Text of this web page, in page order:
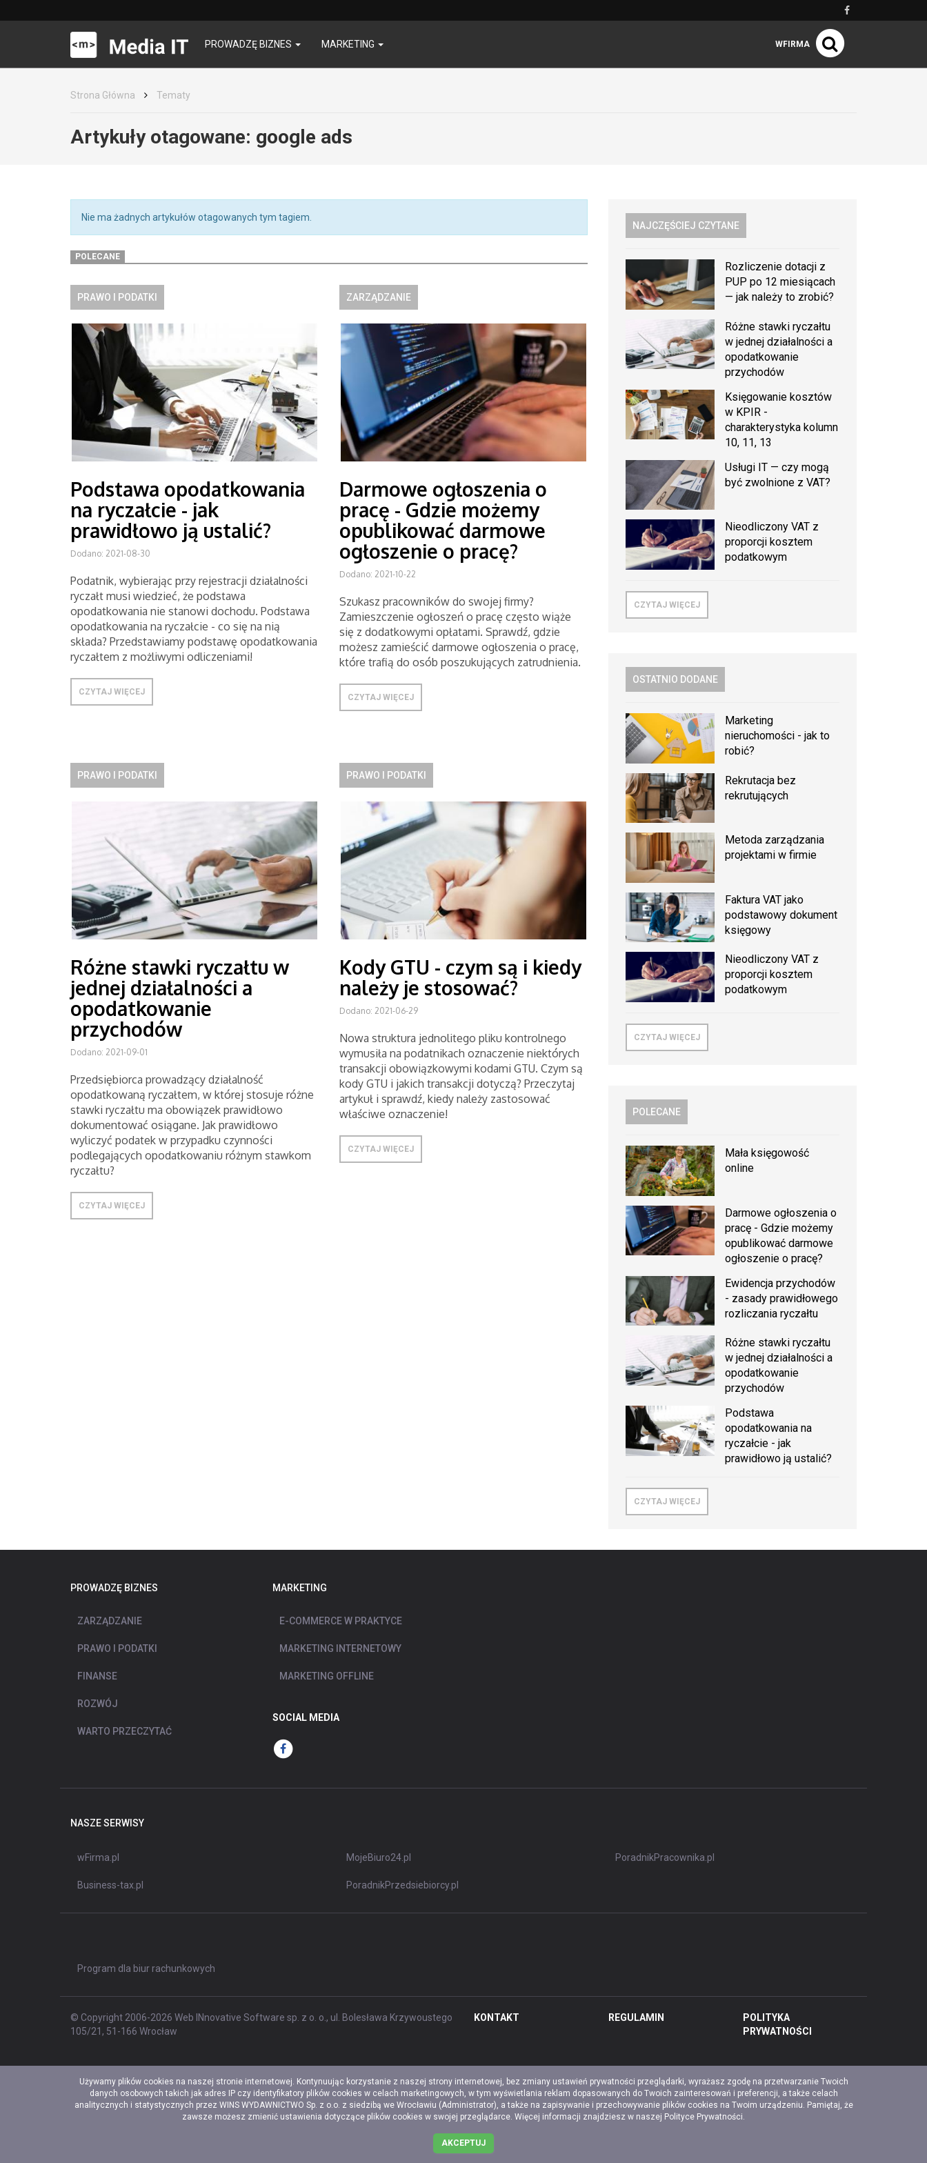
PROWADZĘ BIZNES MARKETING WFIRMA
Strona Główna Tematy
Artykuły otagowane: google ads
Nie ma żadnych artykułów otagowanych tym tagiem.
POLECANE
PRAWO I PODATKI
Podstawa opodatkowania
na ryczałcie - jak
prawidłowo ją ustalić?
Dodano: 2021-08-30
Podatnik, wybierając przy rejestracji działalności
ryczałt musi wiedzieć, że podstawa
opodatkowania nie stanowi dochodu. Podstawa
opodatkowania na ryczałcie - co się na nią
składa? Przedstawiamy podstawę opodatkowania
ryczałtem z możliwymi odliczeniami!
CZYTAJ WIĘCEJ
ZARZĄDZANIE
Darmowe ogłoszenia o
pracę - Gdzie możemy
opublikować darmowe
ogłoszenie o pracę?
Dodano: 2021-10-22
Szukasz pracowników do swojej firmy?
Zamieszczenie ogłoszeń o pracę często wiąże
się z dodatkowymi opłatami. Sprawdź, gdzie
możesz zamieścić darmowe ogłoszenia o pracę,
które trafią do osób poszukujących zatrudnienia.
CZYTAJ WIĘCEJ
PRAWO I PODATKI
Różne stawki ryczałtu w
jednej działalności a
opodatkowanie
przychodów
Dodano: 2021-09-01
Przedsiębiorca prowadzący działalność
opodatkowaną ryczałtem, w której stosuje różne
stawki ryczałtu ma obowiązek prawidłowo
dokumentować osiągane. Jak prawidłowo
wyliczyć podatek w przypadku czynności
podlegających opodatkowaniu różnym stawkom
ryczałtu?
CZYTAJ WIĘCEJ
PRAWO I PODATKI
Kody GTU - czym są i kiedy
należy je stosować?
Dodano: 2021-06-29
Nowa struktura jednolitego pliku kontrolnego
wymusiła na podatnikach oznaczenie niektórych
transakcji obowiązkowymi kodami GTU. Czym są
kody GTU i jakich transakcji dotyczą? Przeczytaj
artykuł i sprawdź, kiedy należy zastosować
właściwe oznaczenie!
CZYTAJ WIĘCEJ
NAJCZĘŚCIEJ CZYTANE
Rozliczenie dotacji z
PUP po 12 miesiącach
— jak należy to zrobić?
Różne stawki ryczałtu
w jednej działalności a
opodatkowanie
przychodów
Księgowanie kosztów
w KPIR -
charakterystyka kolumn
10, 11, 13
Usługi IT — czy mogą
być zwolnione z VAT?
Nieodliczony VAT z
proporcji kosztem
podatkowym
CZYTAJ WIĘCEJ
OSTATNIO DODANE
Marketing
nieruchomości - jak to
robić?
Rekrutacja bez
rekrutujących
Metoda zarządzania
projektami w firmie
Faktura VAT jako
podstawowy dokument
księgowy
Nieodliczony VAT z
proporcji kosztem
podatkowym
CZYTAJ WIĘCEJ
POLECANE
Mała księgowość
online
Darmowe ogłoszenia o
pracę - Gdzie możemy
opublikować darmowe
ogłoszenie o pracę?
Ewidencja przychodów
- zasady prawidłowego
rozliczania ryczałtu
Różne stawki ryczałtu
w jednej działalności a
opodatkowanie
przychodów
Podstawa
opodatkowania na
ryczałcie - jak
prawidłowo ją ustalić?
CZYTAJ WIĘCEJ
PROWADZĘ BIZNES
ZARZĄDZANIE
PRAWO I PODATKI
FINANSE
ROZWÓJ
WARTO PRZECZYTAĆ
MARKETING
E-COMMERCE W PRAKTYCE
MARKETING INTERNETOWY
MARKETING OFFLINE
SOCIAL MEDIA
NASZE SERWISY
wFirma.pl
Business-tax.pl
MojeBiuro24.pl
PoradnikPrzedsiebiorcy.pl
PoradnikPracownika.pl
Program dla biur rachunkowych
© Copyright 2006-2026 Web INnovative Software sp. z o. o., ul. Bolesława Krzywoustego
105/21, 51-166 Wrocław
KONTAKT REGULAMIN
POLITYKA
PRYWATNOŚCI
Używamy plików cookies na naszej stronie internetowej. Kontynuując korzystanie z naszej strony internetowej, bez zmiany ustawień prywatności przeglądarki, wyrażasz zgodę na przetwarzanie Twoich
danych osobowych takich jak adres IP czy identyfikatory plików cookies w celach marketingowych, w tym wyświetlania reklam dopasowanych do Twoich zainteresowań i preferencji, a także celach
analitycznych i statystycznych przez WINS WYDAWNICTWO Sp. z o.o. z siedzibą we Wrocławiu (Administrator), a także na zapisywanie i przechowywanie plików cookies na Twoim urządzeniu. Pamiętaj, że
zawsze możesz zmienić ustawienia dotyczące plików cookies w swojej przeglądarce. Więcej informacji znajdziesz w naszej Polityce Prywatności.
AKCEPTUJ